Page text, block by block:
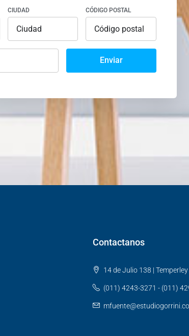
CIUDAD CÓDIGO POSTAL
Enviar
Contactanos
14 de Julio 138 | Temperley
(011) 4243-3271 - (011)